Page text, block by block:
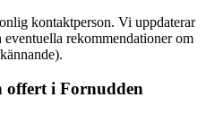
kontaktperson. Vi uppdaterar
rekommendationer om
offert i Fornudden